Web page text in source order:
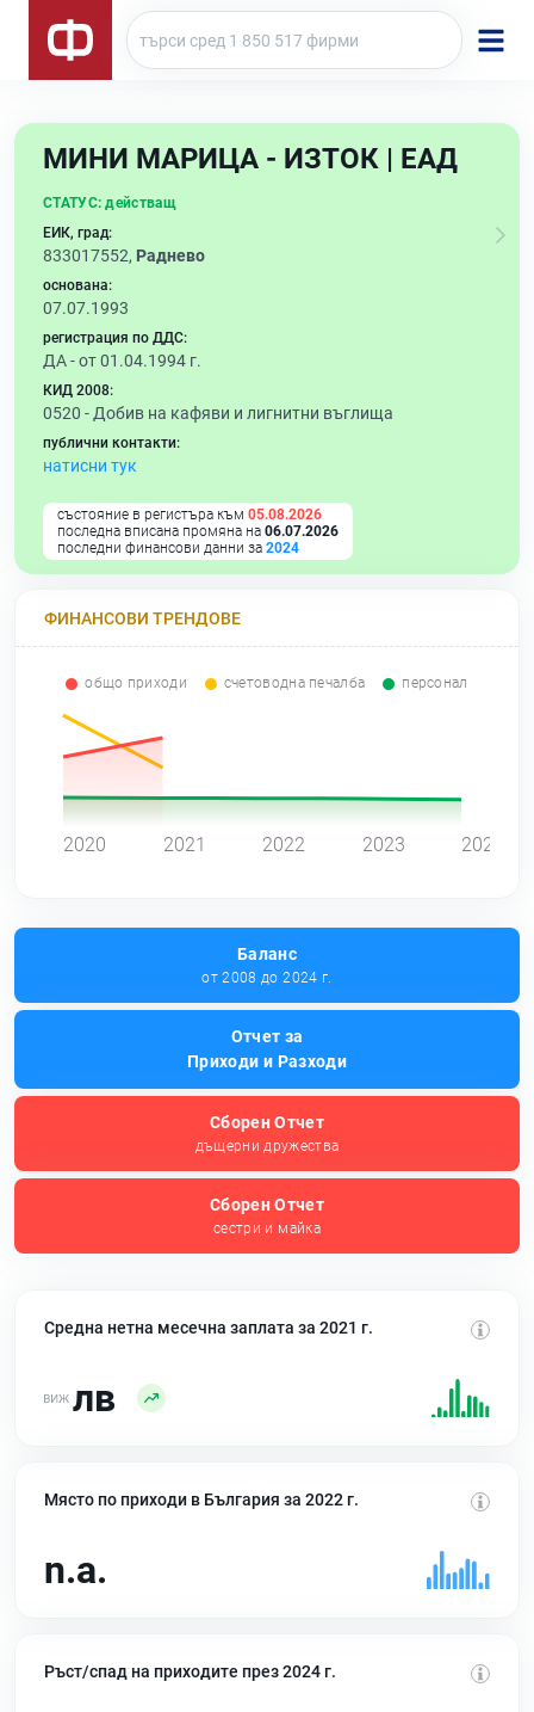
МИНИ МАРИЦА - ИЗТОК | ЕАД
СТАТУС: действащ
ЕИК, град:
833017552, Раднево
основана:
07.07.1993
регистрация по ДДС:
ДА - от 01.04.1994 г.
КИД 2008:
0520 - Добив на кафяви и лигнитни въглища
публични контакти:
натисни тук
състояние в регистъра към 05.08.2026
последна вписана промяна на 06.07.2026
последни финансови данни за 2024
ФИНАНСОВИ ТРЕНДОВЕ
общо приходи счетоводна печалба персонал
2020 2021 2022 2023 2024
Баланс
от 2008 до 2024 г.
Отчет за
Приходи и Разходи
Сборен Отчет
дъщерни дружества
Сборен Отчет
сестри и майка
Средна нетна месечна заплата за 2021 г.
лв
Място по приходи в България за 2022 г.
n.a.
Ръст/спад на приходите през 2024 г.